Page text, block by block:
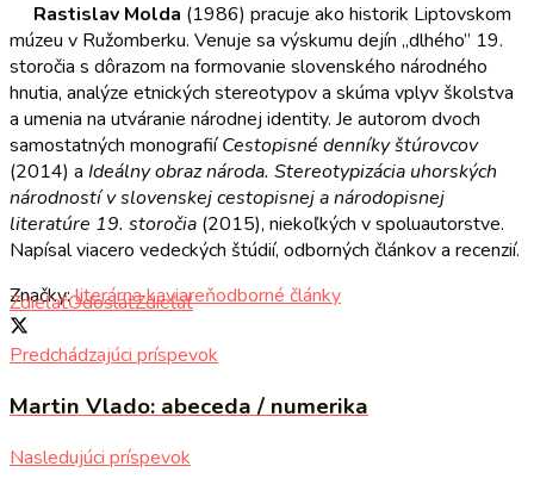
Rastislav Molda (1986) pracuje ako historik Liptovskom
múzeu v Ružomberku. Venuje sa výskumu dejín „dlhého” 19.
storočia s dôrazom na formovanie slovenského národného
hnutia, analýze etnických stereotypov a skúma vplyv školstva
a umenia na utváranie národnej identity. Je autorom dvoch
samostatných monografiíCestopisné denníky štúrovcov
(2014) a Ideálny obraz národa. Stereotypizácia uhorských
národností v slovenskej cestopisnej a národopisnej
literatúre 19. storočia (2015), niekoľkých v spoluautorstve.
Napísal viacero vedeckých štúdií, odborných článkov a recenzií.
Značky:literárna kaviareňodborné články
ZdieľaťOdoslaťZdieľať
Predchádzajúci príspevok
Martin Vlado: abeceda / numerika
Nasledujúci príspevok